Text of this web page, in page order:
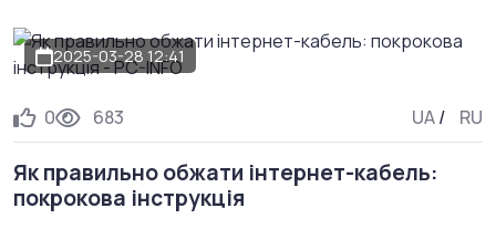
2025-03-28 12:41
0 683 UA/ RU
Як правильно обжати інтернет-кабель:
покрокова інструкція